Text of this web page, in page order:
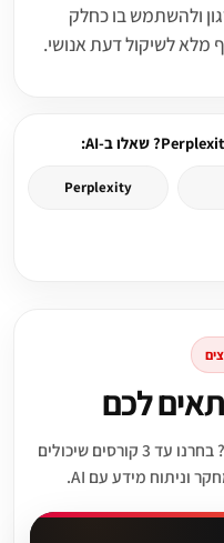
ולהשתמש בו כחלק
מלא לשיקול דעת אנושי.
Perplexity
מתעניינים ב־Perplexity Sonar API? בחרנו עד 3 קורסים שיכולים